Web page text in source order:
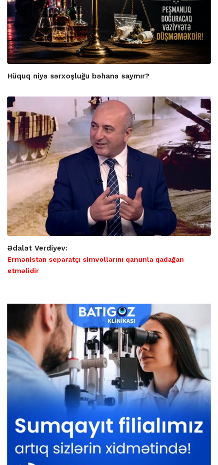
Hüquq niyə sərxoşluğu bəhanə saymır?
Ədalət Verdiyev:
Ermənistan separatçı simvollarını qanunla qadağan
etməlidir